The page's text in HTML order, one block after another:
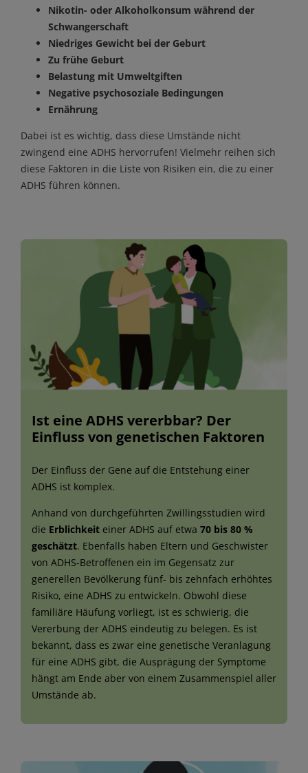
Nikotin- oder Alkoholkonsum während der
Schwangerschaft
Niedriges Gewicht bei der Geburt
Zu frühe Geburt
Belastung mit Umweltgiften
Negative psychosoziale Bedingungen
Ernährung
Dabei ist es wichtig, dass diese Umstände nicht
zwingend eine ADHS hervorrufen! Vielmehr reihen sich
diese Faktoren in die Liste von Risiken ein, die zu einer
ADHS führen können.
Ist eine ADHS vererbbar? Der
Einfluss von genetischen Faktoren
Der Einfluss der Gene auf die Entstehung einer
ADHS ist komplex.
Anhand von durchgeführten Zwillingsstudien wird
die Erblichkeit einer ADHS auf etwa 70 bis 80 %
geschätzt. Ebenfalls haben Eltern und Geschwister
von ADHS-Betroffenen ein im Gegensatz zur
generellen Bevölkerung fünf- bis zehnfach erhöhtes
Risiko, eine ADHS zu entwickeln. Obwohl diese
familiäre Häufung vorliegt, ist es schwierig, die
Vererbung der ADHS eindeutig zu belegen. Es ist
bekannt, dass es zwar eine genetische Veranlagung
für eine ADHS gibt, die Ausprägung der Symptome
hängt am Ende aber von einem Zusammenspiel aller
Umstände ab.